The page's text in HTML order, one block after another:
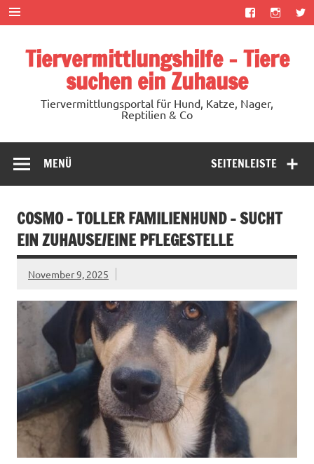
Zum
Inhalt
springen
Tiervermittlungshilfe – Tiere
suchen ein Zuhause
Tiervermittlungsportal für Hund, Katze, Nager,
Reptilien & Co
SEITENLEISTE
MENÜ
COSMO – TOLLER FAMILIENHUND – SUCHT
EIN ZUHAUSE/EINE PFLEGESTELLE
November 9, 2025